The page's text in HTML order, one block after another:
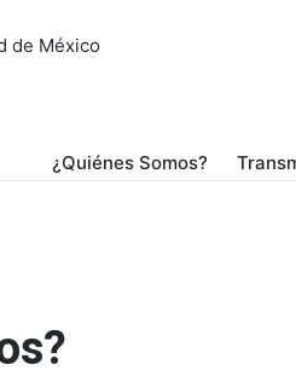
¿Quiénes Somos?